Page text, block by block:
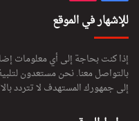
للإشهار في الموقع
إذا كنت بحاجة إلى أي معلومات
بالتواصل معنا. نحن مستعدون
إلى جمهورك المستهدف لا تتردد